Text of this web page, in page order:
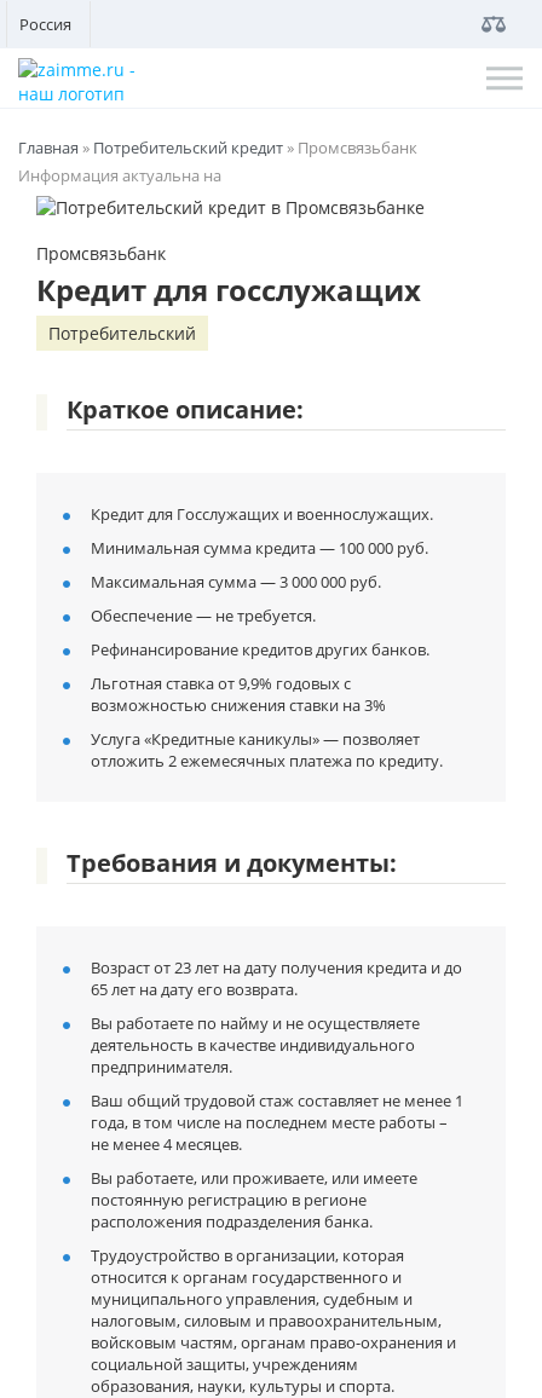
Россия
Главная » Потребительский кредит» Промсвязьбанк
Информация актуальна на
Промсвязьбанк
Кредит для госслужащих
Потребительский
Краткое описание:
Кредит для Госслужащих и военнослужащих.
Минимальная сумма кредита — 100 000 руб.
Максимальная сумма — 3 000 000 руб.
Обеспечение — не требуется.
Рефинансирование кредитов других банков.
Льготная ставка от 9,9% годовых с
возможностью снижения ставки на 3%
Услуга «Кредитные каникулы» — позволяет
отложить 2 ежемесячных платежа по кредиту.
Требования и документы:
Возраст от 23 лет на дату получения кредита и до
65 лет на дату его возврата.
Вы работаете по найму и не осуществляете
деятельность в качестве индивидуального
предпринимателя.
Ваш общий трудовой стаж составляет не менее 1
года, в том числе на последнем месте работы –
не менее 4 месяцев.
Вы работаете, или проживаете, или имеете
постоянную регистрацию в регионе
расположения подразделения банка.
Трудоустройство в организации, которая
относится к органам государственного и
муниципального управления, судебным и
налоговым, силовым и правоохранительным,
войсковым частям, органам право-охранения и
социальной защиты, учреждениям
образования, науки, культуры и спорта.